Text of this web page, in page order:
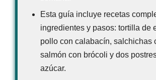
Esta guía incluye recetas
ingredientes y pasos: tortilla de
pollo con calabacín, salchichas
salmón con brócoli y dos
azúcar.